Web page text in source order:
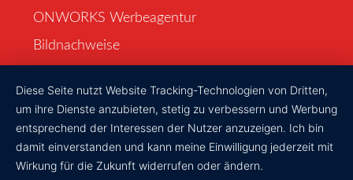
Ärztehaus
Jobs
Über uns
Kontakt
ONWORKS Werbeagentur
Bildnachweise
Diese Seite nutzt Website Tracking-Technologien von Dritten,
um ihre Dienste anzubieten, stetig zu verbessern und Werbung
entsprechend der Interessen der Nutzer anzuzeigen. Ich bin
damit einverstanden und kann meine Einwilligung jederzeit mit
Wirkung für die Zukunft widerrufen oder ändern.